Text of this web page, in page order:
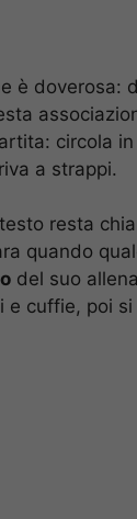
è doverosa:
circola
a strappi.
resta
quando
del suo
e cuffie, poi